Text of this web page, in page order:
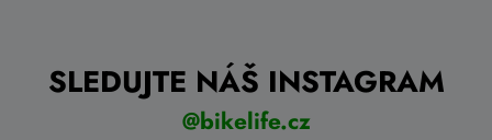
SLEDUJTE NÁŠ INSTAGRAM
@bikelife.cz